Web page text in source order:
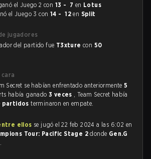
el Juego 2 con 13 - 7 en Lotus
el Juego 3 con 14 - 12 en Split
jugadores
del partido fue T3xture con 50
Secret se habían enfrentado anteriormente5
había ganado3 veces , Team Secret había
partidosterminaron en empate.
ellos se jugó el 22 feb 2024 a las 6:02 en
Tour: Pacific Stage 2donde Gen.G
.